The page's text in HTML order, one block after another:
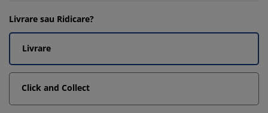
Livrare sau Ridicare?
Livrare
Click and Collect